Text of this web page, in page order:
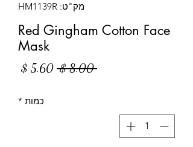
מק"ט: HM1139R
Red Gingham Cotton Face
Mask
‏8.00 ‏$
מחיר
כמות *